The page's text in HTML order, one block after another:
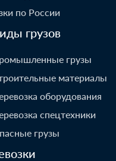
по России
грузов
грузы
материалы
оборудования
спецтехники
грузы